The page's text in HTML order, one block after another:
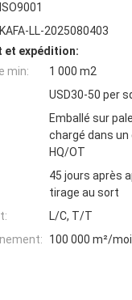
ISO9001
KAFA-LL-2025080403
et expédition:
min:
1 000 m2
USD30-50 per
Emballé sur
chargé dans
HQ/OT
45 jours après
tirage au sort
L/C, T/T
100 000 m²/